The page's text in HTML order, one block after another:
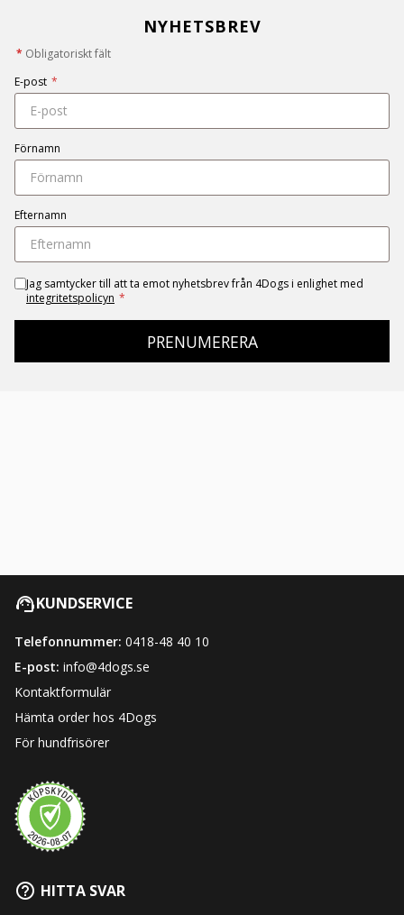
NYHETSBREV
* Obligatoriskt fält
E-post *
Förnamn
Efternamn
Jag samtycker till att ta emot nyhetsbrev från 4Dogs i enlighet med
integritetspolicyn *
PRENUMERERA
KUNDSERVICE
Telefonnummer: 0418-48 40 10
E-post: info@4dogs.se
Kontaktformulär
Hämta order hos 4Dogs
För hundfrisörer
HITTA SVAR